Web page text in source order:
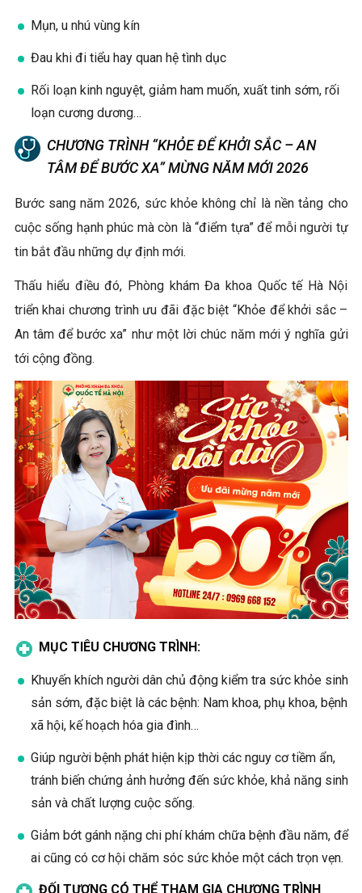
Mụn, u nhú vùng kín
Đau khi đi tiểu hay quan hệ tình dục
Rối loạn kinh nguyệt, giảm ham muốn, xuất tinh sớm, rối
loạn cương dương…
CHƯƠNG TRÌNH “KHỎE ĐỂ KHỞI SẮC – AN
TÂM ĐỂ BƯỚC XA” MỪNG NĂM MỚI 2026
Bước sang năm 2026, sức khỏe không chỉ là nền tảng cho
cuộc sống hạnh phúc mà còn là “điểm tựa” để mỗi người tự
tin bắt đầu những dự định mới.
Thấu hiểu điều đó, Phòng khám Đa khoa Quốc tế Hà Nội
triển khai chương trình ưu đãi đặc biệt “Khỏe để khởi sắc –
An tâm để bước xa” như một lời chúc năm mới ý nghĩa gửi
tới cộng đồng.
MỤC TIÊU CHƯƠNG TRÌNH:
Khuyến khích người dân chủ động kiểm tra sức khỏe sinh
sản sớm, đặc biệt là các bệnh: Nam khoa, phụ khoa, bệnh
xã hội, kế hoạch hóa gia đình…
Giúp người bệnh phát hiện kịp thời các nguy cơ tiềm ẩn,
tránh biến chứng ảnh hưởng đến sức khỏe, khả năng sinh
sản và chất lượng cuộc sống.
Giảm bớt gánh nặng chi phí khám chữa bệnh đầu năm, để
ai cũng có cơ hội chăm sóc sức khỏe một cách trọn vẹn.
ĐỐI TƯỢNG CÓ THỂ THAM GIA CHƯƠNG TRÌNH